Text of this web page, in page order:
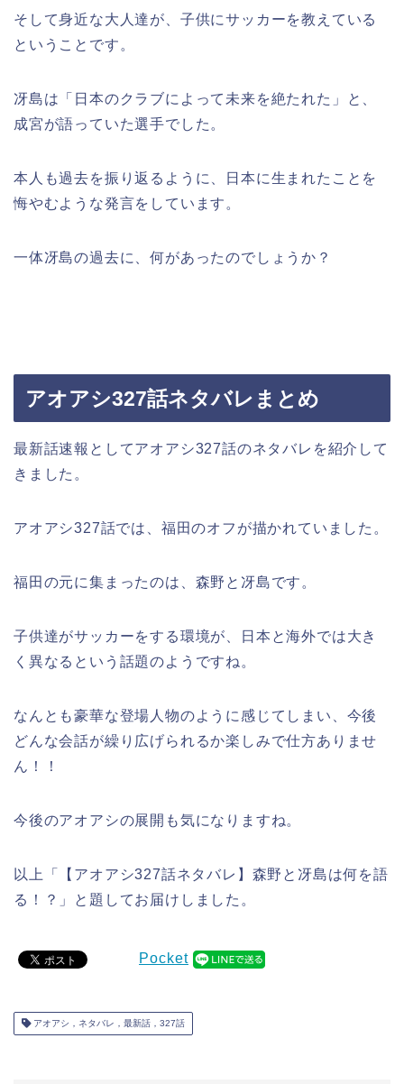
そして身近な大人達が、子供にサッカーを教えている
ということです。
冴島は「日本のクラブによって未来を絶たれた」と、
成宮が語っていた選手でした。
本人も過去を振り返るように、日本に生まれたことを
悔やむような発言をしています。
一体冴島の過去に、何があったのでしょうか？
アオアシ327話ネタバレまとめ
最新話速報としてアオアシ327話のネタバレを紹介して
きました。
アオアシ327話では、福田のオフが描かれていました。
福田の元に集まったのは、森野と冴島です。
子供達がサッカーをする環境が、日本と海外では大き
く異なるという話題のようですね。
なんとも豪華な登場人物のように感じてしまい、今後
どんな会話が繰り広げられるか楽しみで仕方ありませ
ん！！
今後のアオアシの展開も気になりますね。
以上「【アオアシ327話ネタバレ】森野と冴島は何を語
る！？」と題してお届けしました。
Pocket
アオアシ，ネタバレ，最新話，327話